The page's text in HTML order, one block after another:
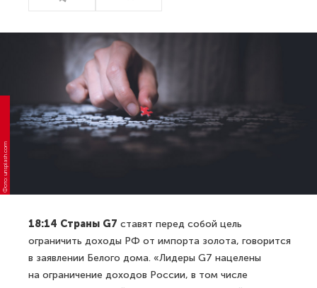
Фото: unsplash.com
18:14 Страны G7 ставят перед собой цель
ограничить доходы РФ от импорта золота, говорится
в заявлении Белого дома. «Лидеры G7 нацелены
на ограничение доходов России, в том числе